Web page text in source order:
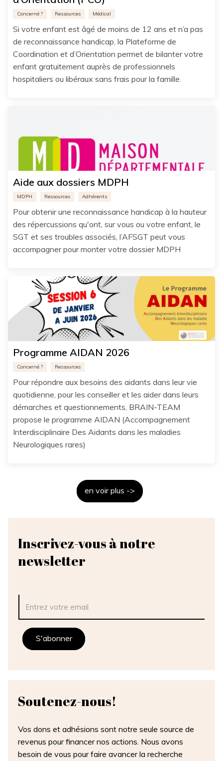
Concerné ? Ressources Médical
Si votre enfant est âgé de moins de 12 ans et n’a pas
de reconnaissance handicap, la Plateforme de
Coordination et d’Orientation permet de bilanter votre
enfant gratuitement auprès de professionnels
hospitaliers ou libéraux sans frais pour la famille.
Aide aux dossiers MDPH
MDPH Ressources Adhérents
Pour obtenir une reconnaissance handicap à la hauteur
des répercussions qu'ont, sur vous ou votre enfant, le
SGT et ses troubles associés, l’AFSGT peut vous
accompagner pour monter votre dossier MDPH
Programme AIDAN 2026
Concerné ? Ressources
Pour répondre aux besoins des aidants dans leur vie
quotidienne, pour les conseiller et les aider dans leurs
démarches et questionnements, BRAIN-TEAM
propose le programme AIDAN (Accompagnement
Interdisciplinaire Des Aidants dans les maladies
Neurologiques rares)
en voir plus ->
Inscrivez-vous à notre
newsletter
Soutenez-nous!
Vos dons et adhésions sont notre seule source de
revenus pour financer nos actions. Nous avons
besoin de vous pour faire avancer la recherche